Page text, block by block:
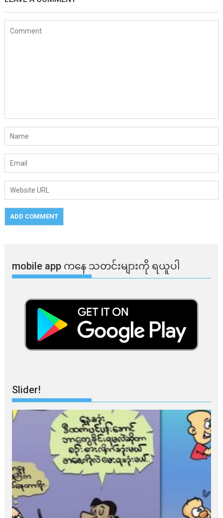
mobile app ​​ကနေ ​​သတင်းများကို ရယူပါ
Slider!